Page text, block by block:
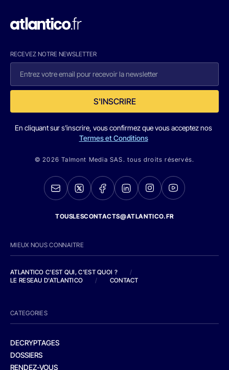
RECEVEZ NOTRE NEWSLETTER
S'INSCRIRE
En cliquant sur s'inscrire, vous confirmez que vous acceptez nos
Termes et Conditions
© 2026 Talmont Media SAS. tous droits réservés.
TOUSLESCONTACTS@ATLANTICO.FR
MIEUX NOUS CONNAITRE
ATLANTICO C'EST QUI, C'EST QUOI ?
/
LE RESEAU D'ATLANTICO
/ CONTACT
CATEGORIES
DECRYPTAGES
DOSSIERS
RENDEZ-VOUS